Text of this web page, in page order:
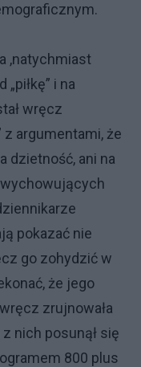
,natychmiast
i na
wręcz
z argumentami, że
dzietność, ani na
pokazać nie
go zohydzić w
że jego
zrujnowała
nich posunął się
800 plus